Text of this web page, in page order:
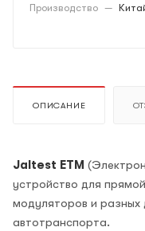
Производство —
ОПИСАНИЕ
Jaltest ETM
устройство для
модуляторов и разных
автотранспорта.